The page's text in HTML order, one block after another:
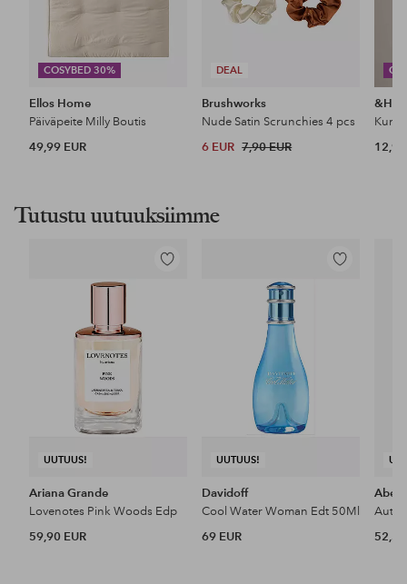
COSYBED 30%
Ellos Home
Päiväpeite Milly Boutis
49,99 EUR
DEAL
Brushworks
Nude Satin Scrunchies 4 pcs
6 EUR 7,90 EUR 12,99
Tutustu uutuuksiimme
UUTUUS!
Lisää
Ariana Grande
Lovenotes Pink Woods Edp
59,90 EUR
UUTUUS!
Lisää
Davidoff
Cool Water Woman Edt 50Ml
69 EUR
52,50